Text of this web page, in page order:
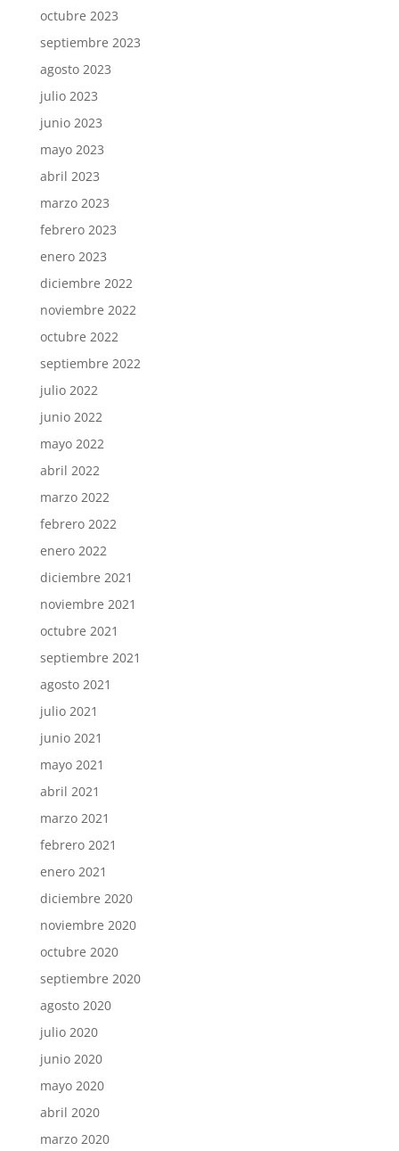
octubre 2023
septiembre 2023
agosto 2023
julio 2023
junio 2023
mayo 2023
abril 2023
marzo 2023
febrero 2023
enero 2023
diciembre 2022
noviembre 2022
octubre 2022
septiembre 2022
julio 2022
junio 2022
mayo 2022
abril 2022
marzo 2022
febrero 2022
enero 2022
diciembre 2021
noviembre 2021
octubre 2021
septiembre 2021
agosto 2021
julio 2021
junio 2021
mayo 2021
abril 2021
marzo 2021
febrero 2021
enero 2021
diciembre 2020
noviembre 2020
octubre 2020
septiembre 2020
agosto 2020
julio 2020
junio 2020
mayo 2020
abril 2020
marzo 2020